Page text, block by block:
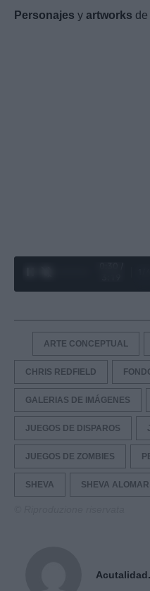
Personajes y artworks de
ARTE CONCEPTUAL
CHRIS REDFIELD
GALERIAS DE IMÁGENES
JUEGOS DE DISPAROS
JUEGOS DE ZOMBIES
SHEVA SHEVA ALOMAR